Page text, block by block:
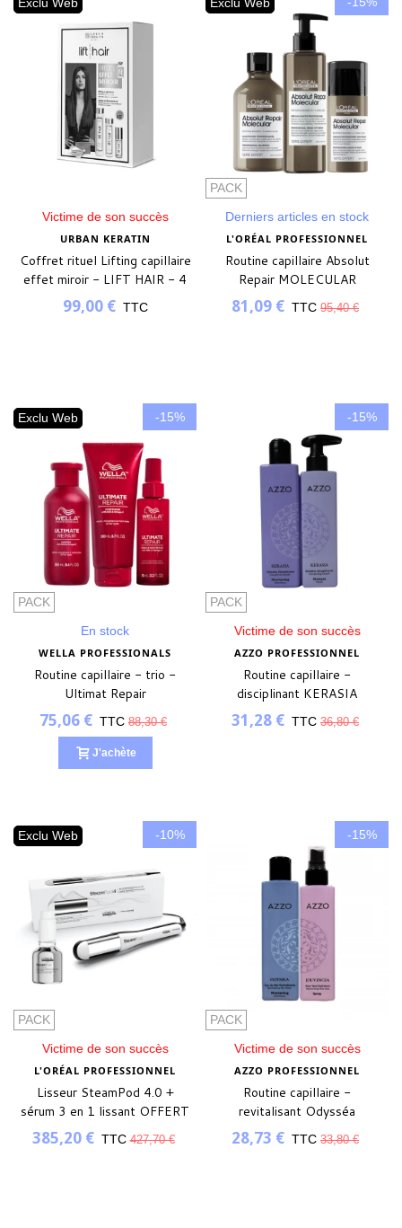
Exclu Web
Victime de son succès
URBAN KERATIN
Coffret rituel Lifting capillaire
effet miroir - LIFT HAIR - 4
produits
99,00 € TTC
Exclu Web
PACK
Derniers articles en stock
L'ORÉAL PROFESSIONNEL
Routine capillaire Absolut
Repair MOLECULAR
81,09 € TTC 95,40 €
Exclu Web
PACK
-15%
En stock
WELLA PROFESSIONALS
Routine capillaire - trio -
Ultimat Repair
75,06 € TTC 88,30 €
J'achète
PACK
-15%
Victime de son succès
AZZO PROFESSIONNEL
Routine capillaire -
disciplinant KERASIA
31,28 € TTC 36,80 €
Exclu Web
PACK
-10%
Victime de son succès
L'ORÉAL PROFESSIONNEL
Lisseur SteamPod 4.0 +
sérum 3 en 1 lissant OFFERT
385,20 € TTC 427,70 €
PACK
-15%
Victime de son succès
AZZO PROFESSIONNEL
Routine capillaire -
revitalisant Odysséa
28,73 € TTC 33,80 €